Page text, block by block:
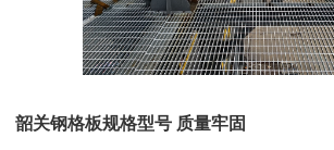
韶关钢格板规格型号 质量牢固